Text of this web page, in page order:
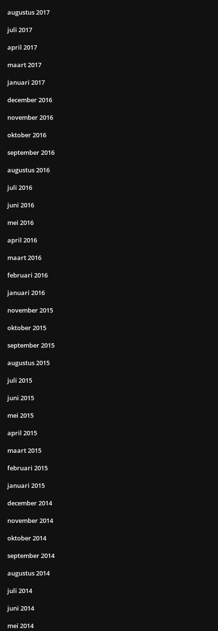
augustus 2017
juli 2017
april 2017
maart 2017
januari 2017
december 2016
november 2016
oktober 2016
september 2016
augustus 2016
juli 2016
juni 2016
mei 2016
april 2016
maart 2016
februari 2016
januari 2016
november 2015
oktober 2015
september 2015
augustus 2015
juli 2015
juni 2015
mei 2015
april 2015
maart 2015
februari 2015
januari 2015
december 2014
november 2014
oktober 2014
september 2014
augustus 2014
juli 2014
juni 2014
mei 2014